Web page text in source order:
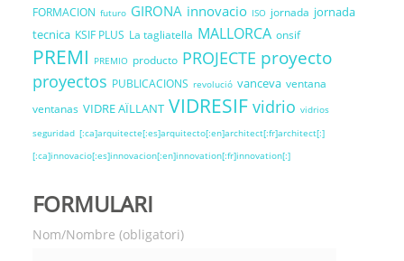
FORMACION futuro GIRONA innovacio ISO jornada jornada
tecnica KSIF PLUS La tagliatella MALLORCA onsif
PREMI PREMIO producto PROJECTE proyecto
proyectos PUBLICACIONS revolució vanceva ventana
ventanas VIDRE AÏLLANT VIDRESIF vidrio vidrios
seguridad [:ca]arquitecte[:es]arquitecto[:en]architect[:fr]architect[:]
[:ca]innovacio[:es]innovacion[:en]innovation[:fr]innovation[:]
FORMULARI
Nom/Nombre (obligatori)